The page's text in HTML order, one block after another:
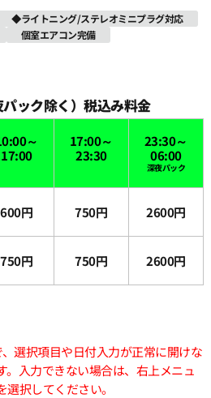
◆ライトニング/ステレオミニプラグ対応
個室エアコン完備
ック除く）税込み料金
～
17:00
17:00～
23:30
23:30～
06:00
深夜パック
600円 750円 2600円
750円 750円 2600円
選択項目や日付入力が正常に開けな
。入力できない場合は、右上メニュ
択してください。